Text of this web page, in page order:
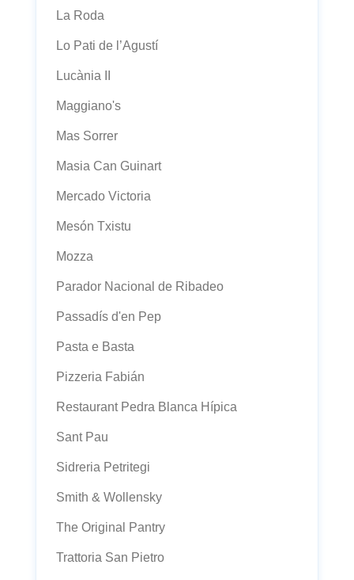
La Roda
Lo Pati de l’Agustí
Lucània II
Maggiano's
Mas Sorrer
Masia Can Guinart
Mercado Victoria
Mesón Txistu
Mozza
Parador Nacional de Ribadeo
Passadís d'en Pep
Pasta e Basta
Pizzeria Fabián
Restaurant Pedra Blanca Hípica
Sant Pau
Sidreria Petritegi
Smith & Wollensky
The Original Pantry
Trattoria San Pietro